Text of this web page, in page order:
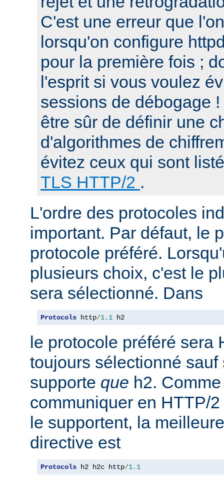
C'est une erreur que
lorsqu'on configure
pour la première fois ;
l'esprit si vous voulez
sessions de débogage
être sûr de définir une
d'algorithmes de
évitez ceux qui sont
TLS HTTP/2 .
L'ordre des protocoles
important. Par défaut, le
protocole préféré.
plusieurs choix, c'est le
sera sélectionné. Dans
Protocols http/1.1 h2
le protocole préféré sera
toujours sélectionné sauf
supporte que h2.
communiquer en HTTP/
le supportent, la
directive est
Protocols h2 h2c http/1.1